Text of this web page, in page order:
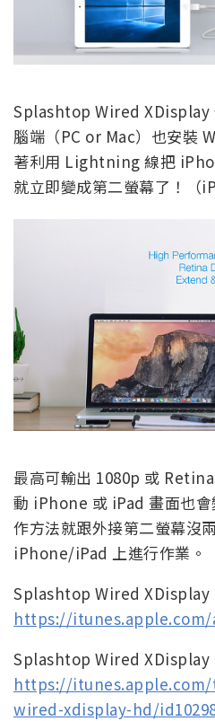
Splashtop Wired XDisplay
腦端（PC or Mac）也安裝
著利用 Lightning 線把
就立即變成第二螢幕了！（
最高可輸出 1080p 或
動 iPhone 或 iPad 畫面也
作方法就跟外接第二螢幕沒
iPhone/iPad 上進行作業。
Splashtop Wired XDisplay
https://itunes.apple.com/
Splashtop Wired XDisplay
https://
wired-xdisplay-hd/